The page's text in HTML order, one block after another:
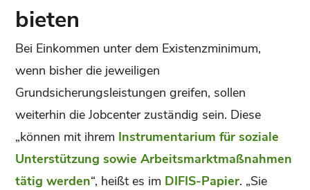
bieten
Bei Einkommen unter dem Existenzminimum,
wenn bisher die jeweiligen
Grundsicherungsleistungen greifen, sollen
weiterhin die Jobcenter zuständig sein. Diese
„können mit ihrem Instrumentarium für soziale
Unterstützung sowie Arbeitsmarktmaßnahmen
tätig werden“, heißt es im DIFIS-Papier. „Sie